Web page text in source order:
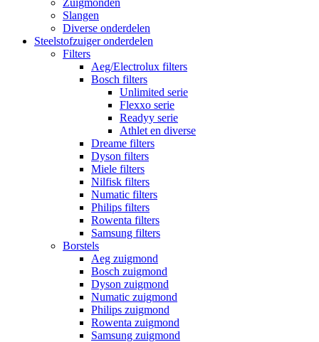
Zuigmonden
Slangen
Diverse onderdelen
Steelstofzuiger onderdelen
Filters
Aeg/Electrolux filters
Bosch filters
Unlimited serie
Flexxo serie
Readyy serie
Athlet en diverse
Dreame filters
Dyson filters
Miele filters
Nilfisk filters
Numatic filters
Philips filters
Rowenta filters
Samsung filters
Borstels
Aeg zuigmond
Bosch zuigmond
Dyson zuigmond
Numatic zuigmond
Philips zuigmond
Rowenta zuigmond
Samsung zuigmond